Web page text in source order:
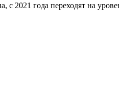
2021 года переходят на